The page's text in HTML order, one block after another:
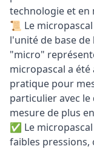
technologie et en
📜 Le
l'unité de base de
"micro"
micropascal a
pratique pour
particulier avec
mesure de plus
✅ Le
faibles pressions,